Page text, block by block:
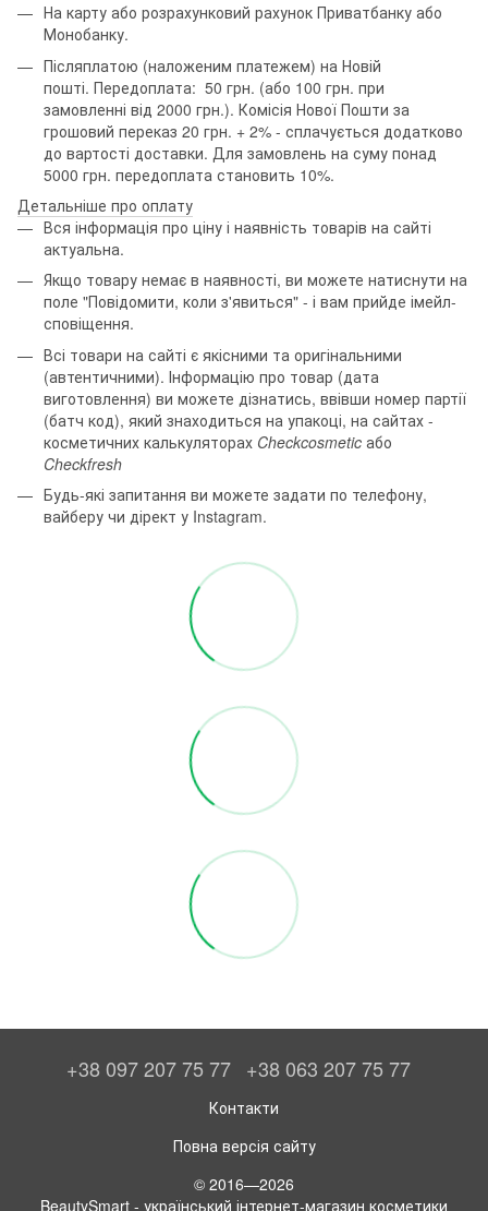
На карту або розрахунковий рахунок Приватбанку або
Монобанку.
Післяплатою (наложеним платежем) на Новій
пошті. Передоплата: 50 грн. (або 100 грн. при
замовленні від 2000 грн.). Комісія Нової Пошти за
грошовий переказ 20 грн. + 2% - сплачується додатково
до вартості доставки. Для замовлень на суму понад
5000 грн. передоплата становить 10%.
Детальніше про оплату
Вся інформація про ціну і наявність товарів на сайті
актуальна.
Якщо товару немає в наявності, ви можете натиснути на
поле "Повідомити, коли з'явиться" - і вам прийде імейл-
сповіщення.
Всі товари на сайті є якісними та оригінальними
(автентичними). Інформацію про товар (дата
виготовлення) ви можете дізнатись, ввівши номер партії
(батч код), який знаходиться на упакоці, на сайтах -
косметичних калькуляторах Checkcosmetic або
Checkfresh
Будь-які запитання ви можете задати по телефону,
вайберу чи дірект у Instagram.
+38 097 207 75 77 +38 063 207 75 77
Контакти
Повна версія сайту
© 2016—2026
BeautySmart - український інтернет-магазин косметики